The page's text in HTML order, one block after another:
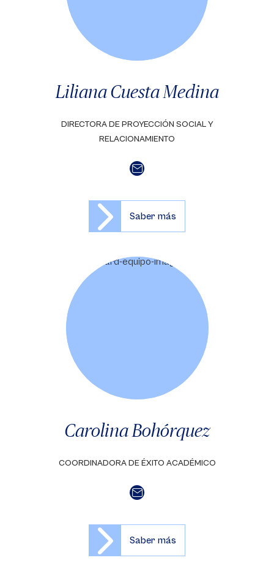
Liliana Cuesta Medina
DIRECTORA DE PROYECCIÓN SOCIAL Y
RELACIONAMIENTO
Saber más
Carolina Bohórquez
COORDINADORA DE ÉXITO ACADÉMICO
Saber más